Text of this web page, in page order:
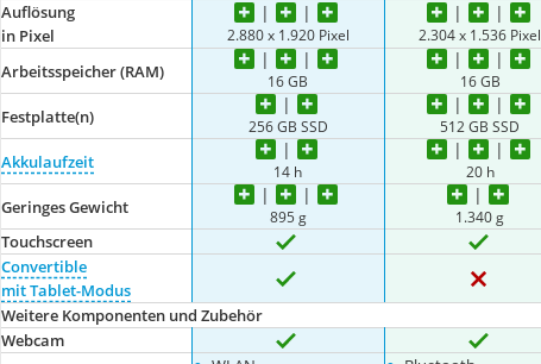
Auflösung
in Pixel
2.880 x 1.920 Pixel 2.304 x 1.536 Pixel
Arbeitsspeicher (RAM) 16 GB 16 GB
Festplatte(n) 256 GB SSD 512 GB SSD
Akkulaufzeit 14 h 20 h
Geringes Gewicht 895 g 1.340 g
Touchscreen
Convertible
mit Tablet-Modus
Weitere Komponenten und Zubehör
Webcam